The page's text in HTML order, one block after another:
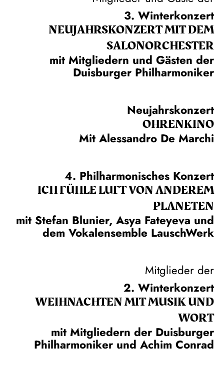
3. Winterkonzert
NEUJAHRS­KONZERT MIT DEM
SALON­ORCHESTER
mit Mitgliedern und Gästen der
Duisburger Philharmoniker
Neujahrskonzert
OHRENKINO
Mit Alessandro De Marchi
4. Philharmonisches Konzert
ICH FÜHLE LUFT VON ANDEREM
PLANETEN
mit Stefan Blunier, Asya Fateyeva und
dem Vokalensemble LauschWerk
Mitglieder der
2. Winterkonzert
WEIH­NACHTEN MIT MUSIK UND
WORT
mit Mitgliedern der Duisburger
Philharmoniker und Achim Conrad